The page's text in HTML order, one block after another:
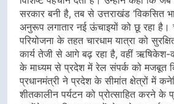
सरकार बनी है, तब से उत्तराखंड ‘विकसित
अनुरूप लगातार नई ऊंचाइयों को छू रहा है।
परियोजना के तहत चारधाम यात्रा को
कार्य तेजी से आगे बढ़ रहा है, वहीं ऋषिकेश-
के माध्यम से प्रदेश में रेल संपर्क को मजबूत
प्रधानमंत्री ने प्रदेश के सीमांत क्षेत्रों में
शीतकालीन पर्यटन को प्रोत्साहित करने के